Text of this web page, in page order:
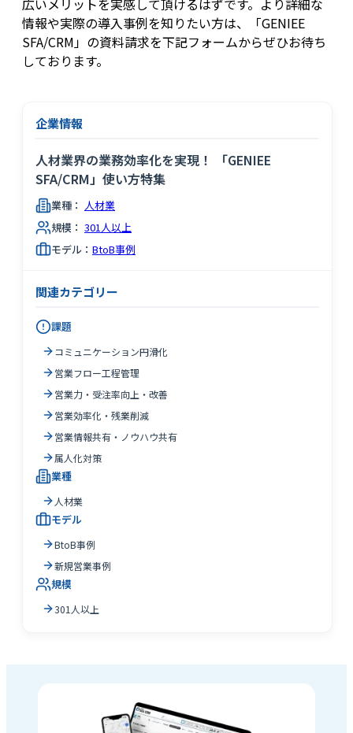
情報や実際の導入事例を知りたい方は、「GENIEE
SFA/CRM」の資料請求を下記フォームからぜひお待ち
しております。
企業情報
人材業界の業務効率化を実現！ 「GENIEE
SFA/CRM」使い方特集
業種： 人材業
規模： 301人以上
モデル： BtoB事例
関連カテゴリー
課題
コミュニケーション円滑化
営業フロー工程管理
営業力・受注率向上・改善
営業効率化・残業削減
営業情報共有・ノウハウ共有
属人化対策
業種
人材業
モデル
BtoB事例
新規営業事例
規模
301人以上